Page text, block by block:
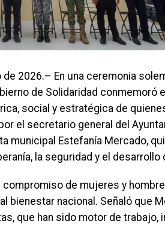
de 2026.– En una ceremonia
de Solidaridad conmemoró
social y estratégica de
el secretario general del
municipal Estefanía Mercado,
la seguridad y el desarrollo
de mujeres y
bienestar nacional. Señaló que
que han sido motor de trabajo,